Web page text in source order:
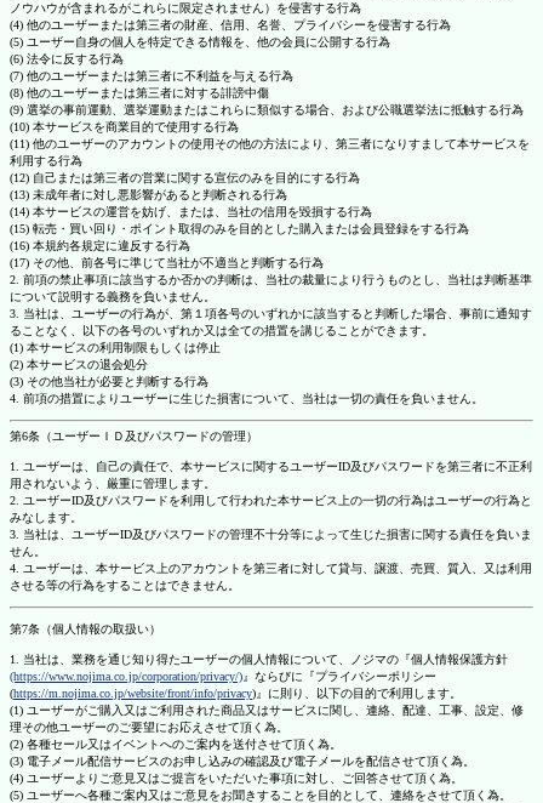
ノウハウが含まれるがこれらに限定されません）を侵害する行為
(4) 他のユーザーまたは第三者の財産、信用、名誉、プライバシーを侵害する行為
(5) ユーザー自身の個人を特定できる情報を、他の会員に公開する行為
(6) 法令に反する行為
(7) 他のユーザーまたは第三者に不利益を与える行為
(8) 他のユーザーまたは第三者に対する誹謗中傷
(9) 選挙の事前運動、選挙運動またはこれらに類似する場合、および公職選挙法に抵触する行為
(10) 本サービスを商業目的で使用する行為
(11) 他のユーザーのアカウントの使用その他の方法により、第三者になりすまして本サービスを
利用する行為
(12) 自己または第三者の営業に関する宣伝のみを目的にする行為
(13) 未成年者に対し悪影響があると判断される行為
(14) 本サービスの運営を妨げ、または、当社の信用を毀損する行為
(15) 転売・買い回り・ポイント取得のみを目的とした購入または会員登録をする行為
(16) 本規約各規定に違反する行為
(17) その他、前各号に準じて当社が不適当と判断する行為
2. 前項の禁止事項に該当するか否かの判断は、当社の裁量により行うものとし、当社は判断基準
について説明する義務を負いません。
3. 当社は、ユーザーの行為が、第１項各号のいずれかに該当すると判断した場合、事前に通知す
ることなく、以下の各号のいずれか又は全ての措置を講じることができます。
(1) 本サービスの利用制限もしくは停止
(2) 本サービスの退会処分
(3) その他当社が必要と判断する行為
4. 前項の措置によりユーザーに生じた損害について、当社は一切の責任を負いません。
第6条（ユーザーＩＤ及びパスワードの管理）
1. ユーザーは、自己の責任で、本サービスに関するユーザーID及びパスワードを第三者に不正利
用されないよう、厳重に管理します。
2. ユーザーID及びパスワードを利用して行われた本サービス上の一切の行為はユーザーの行為と
みなします。
3. 当社は、ユーザーID及びパスワードの管理不十分等によって生じた損害に関する責任を負いま
せん。
4. ユーザーは、本サービス上のアカウントを第三者に対して貸与、譲渡、売買、質入、又は利用
させる等の行為をすることはできません。
第7条（個人情報の取扱い）
1. 当社は、業務を通じ知り得たユーザーの個人情報について、ノジマの『個人情報保護方針
(https://www.nojima.co.jp/corporation/privacy/)』ならびに『プライバシーポリシー
(https://m.nojima.co.jp/website/front/info/privacy)』に則り、以下の目的で利用します。
(1) ユーザーがご購入又はご利用された商品又はサービスに関し、連絡、配達、工事、設定、修
理その他ユーザーのご要望にお応えさせて頂く為。
(2) 各種セール又はイベントへのご案内を送付させて頂く為。
(3) 電子メール配信サービスのお申し込みの確認及び電子メールを配信させて頂く為。
(4) ユーザーよりご意見又はご提言をいただいた事項に対し、ご回答させて頂く為。
(5) ユーザーへ各種ご案内又はご意見をお聞きすることを目的として、連絡をさせて頂く為。